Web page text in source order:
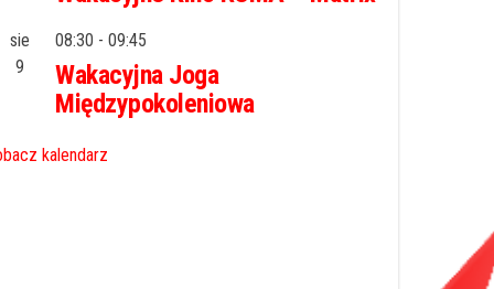
sie
9
08:30 - 09:45
Wakacyjna Joga
Międzypokoleniowa
kalendarz